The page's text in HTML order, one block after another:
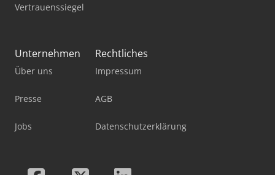
Vertrauenssiegel
Unternehmen
Über uns
Presse
Jobs
Rechtliches
Impressum
AGB
Datenschutzerklärung